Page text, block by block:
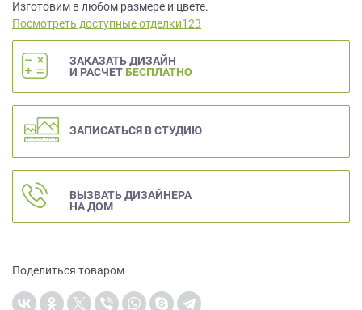
Изготовим в любом размере и цвете.
Посмотреть доступные отделки123
ЗАКАЗАТЬ ДИЗАЙН
И РАСЧЕТ БЕСПЛАТНО
ЗАПИСАТЬСЯ В СТУДИЮ
ВЫЗВАТЬ ДИЗАЙНЕРА
НА ДОМ
Поделиться товаром
данных.